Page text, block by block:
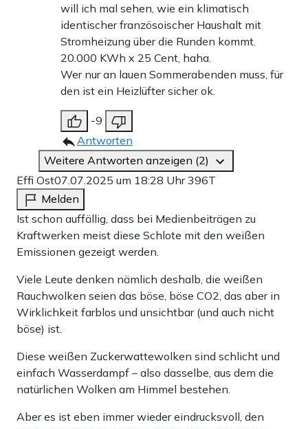
will ich mal sehen, wie ein klimatisch
identischer französoischer Haushalt mit
Stromheizung über die Runden kommt.
20.000 KWh x 25 Cent, haha.
Wer nur an lauen Sommerabenden muss, für
den ist ein Heizlüfter sicher ok.
-9
Antworten
Weitere Antworten anzeigen (2)
Effi Ost07.07.2025 um 18:28 Uhr396T
Melden
Ist schon auffällig, dass bei Medienbeiträgen zu
Kraftwerken meist diese Schlote mit den weißen
Emissionen gezeigt werden.
Viele Leute denken nämlich deshalb, die weißen
Rauchwolken seien das böse, böse CO2, das aber in
Wirklichkeit farblos und unsichtbar (und auch nicht
böse) ist.
Diese weißen Zuckerwattewolken sind schlicht und
einfach Wasserdampf – also dasselbe, aus dem die
natürlichen Wolken am Himmel bestehen.
Aber es ist eben immer wieder eindrucksvoll, den